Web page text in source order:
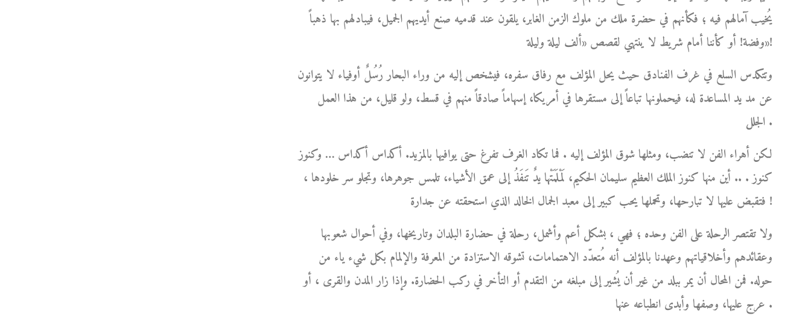
يُخيب آمالهم فيه ؛ فكأنهم في حضرة ملك من ملوك الزمن الغابر، يلقون عند قدميه صنع أيديهم الجميل، فيبادلهم بها ذهباً
وفضة! أو كأننا أمام شريط لا ينتهي لقصص «ألف ليلة وليلة»!
وتتكدس السلع في غرف الفنادق حيث يحل المؤلف مع رفاق سفره، فيشخص إليه من وراء البحار رُسُلٌ أوفياء لا يتوانون
عن مد يد المساعدة له، فيحملونها تباعاً إلى مستقرها في أمريكا، إسهاماً صادقاً منهم في قسط، ولو قليل، من هذا العمل
الجلل .
لكن أهراء الفن لا تنضب، ومثلها شوق المؤلف إليه . فما تكاد الغرف تفرغ حتى يوافيها بالمزيد. أكداس أكداس … وكنوز
كنوز . .. أين منها كنوز الملك العظيم سليمان الحكيم، لَمْلَمَتْها يدٌ تَنفَذُ إلى عمق الأشياء، تلمس جوهرها، وتجلو سر خلودها ،
فتقبض عليها لا تبارحها، وتحملها يحب كبير إلى معبد الجمال الخالد الذي استحقته عن جدارة !
ولا تقتصر الرحلة على الفن وحده ؛ فهي ، بشكل أعم وأشمل، رحلة في حضارة البلدان وتاريخها، وفي أحوال شعوبها
وعقائدهم وأخلاقياتهم وعهدنا بالمؤلف أنه مُتعدّد الاهتمامات، تشوقه الاستزادة من المعرفة والإلمام بكل شيء ياء من
حوله. فمن المحال أن يمر ببلد من غير أن يُشير إلى مبلغه من التقدم أو التأخر في ركب الحضارة. وإذا زار المدن والقرى ، أو
عرج عليها، وصفها وأبدى انطباعه عنها .